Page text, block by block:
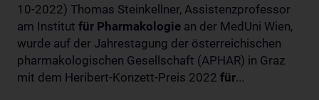
10-2022) Thomas Steinkellner, Assistenzprofessor
am Institut für Pharmakologie an der MedUni Wien,
wurde auf der Jahrestagung der österreichischen
pharmakologischen Gesellschaft (APHAR) in Graz
mit dem Heribert-Konzett-Preis 2022 für...